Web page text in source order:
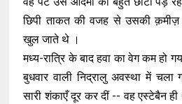
छिपी ताकत की वजह से उसकी
खुल जाते थे ।
मध्य-रात्रि के बाद हवा का वेग कम हो
बुधवार वाली निद्रालु अवस्था में
सारी शंकाएँ दूर कर दीं -- वह एस्टेबैन